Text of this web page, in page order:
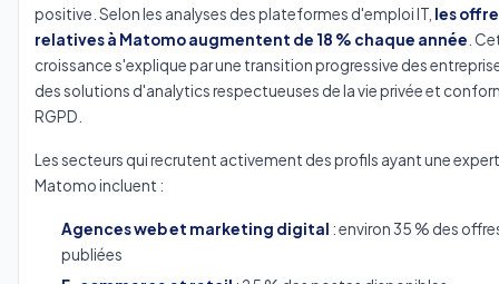
positive. Selon les analyses des plateformes d'emploi IT, les
relatives à Matomo augmentent de 18 % chaque année .
croissance s'explique par une transition progressive des
des solutions d'analytics respectueuses de la vie privée et
RGPD.
Les secteurs qui recrutent activement des profils ayant une
Matomo incluent :
Agences web et marketing digital : environ 35 % des
publiées